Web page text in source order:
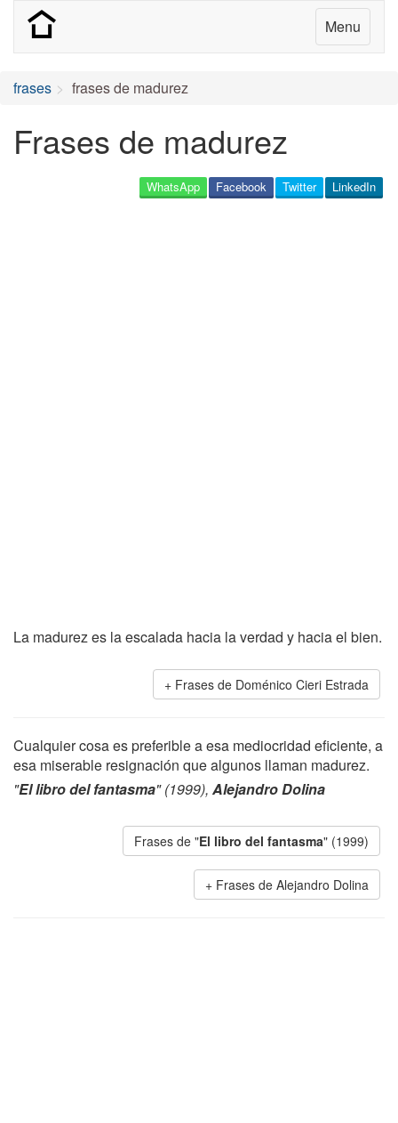
Menu
frases frases de madurez
Frases de madurez
LinkedIn
Twitter
Facebook
WhatsApp
La madurez es la escalada hacia la verdad y hacia el bien.
Frases de Doménico Cieri Estrada
Cualquier cosa es preferible a esa mediocridad eficiente, a
esa miserable resignación que algunos llaman madurez.
"El libro del fantasma" (1999), Alejandro Dolina
Frases de "El libro del fantasma" (1999)
Frases de Alejandro Dolina